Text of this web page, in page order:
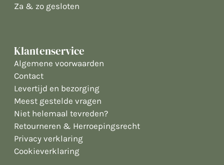
Za & zo gesloten
Klantenservice
Algemene voorwaarden
Contact
Levertijd en bezorging
Meest gestelde vragen
Niet helemaal tevreden?
Retourneren & Herroepingsrecht
Privacy verklaring
Cookieverklaring